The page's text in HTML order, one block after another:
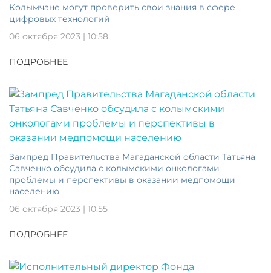
Колымчане могут проверить свои знания в сфере
цифровых технологий
06 октября 2023 | 10:58
ПОДРОБНЕЕ
Зампред Правительства Магаданской области Татьяна
Савченко обсудила с колымскими онкологами
проблемы и перспективы в оказании медпомощи
населению
06 октября 2023 | 10:55
ПОДРОБНЕЕ